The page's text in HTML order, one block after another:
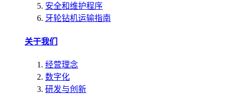
安全和维护程序
牙轮钻机运输指南
关于我们
经营理念
数字化
研发与创新